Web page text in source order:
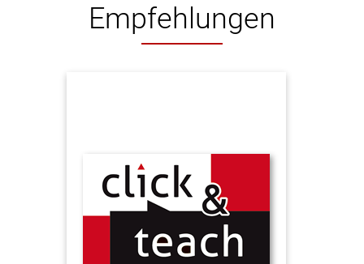
Empfehlungen